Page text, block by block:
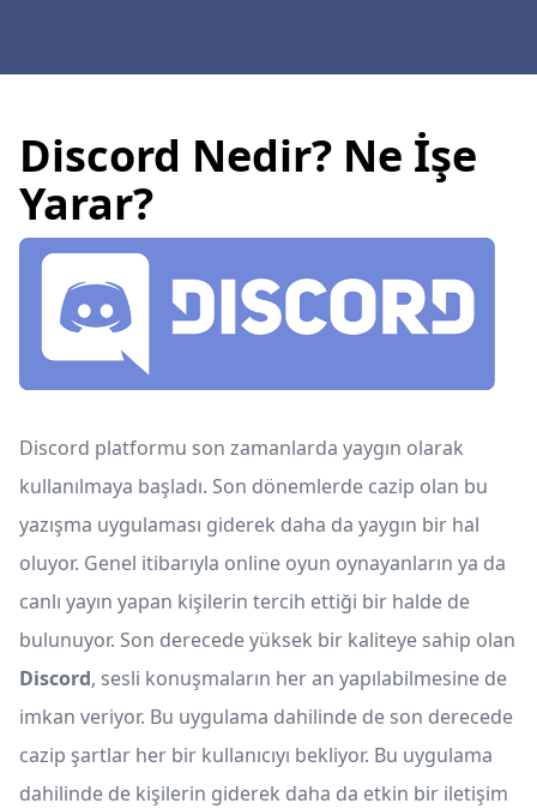
Discord Nedir? Ne İşe
Yarar?
Discord platformu son zamanlarda yaygın olarak
kullanılmaya başladı. Son dönemlerde cazip olan bu
yazışma uygulaması giderek daha da yaygın bir hal
oluyor. Genel itibarıyla online oyun oynayanların ya da
canlı yayın yapan kişilerin tercih ettiği bir halde de
bulunuyor. Son derecede yüksek bir kaliteye sahip olan
Discord, sesli konuşmaların her an yapılabilmesine de
imkan veriyor. Bu uygulama dahilinde de son derecede
cazip şartlar her bir kullanıcıyı bekliyor. Bu uygulama
dahilinde de kişilerin giderek daha da etkin bir iletişim